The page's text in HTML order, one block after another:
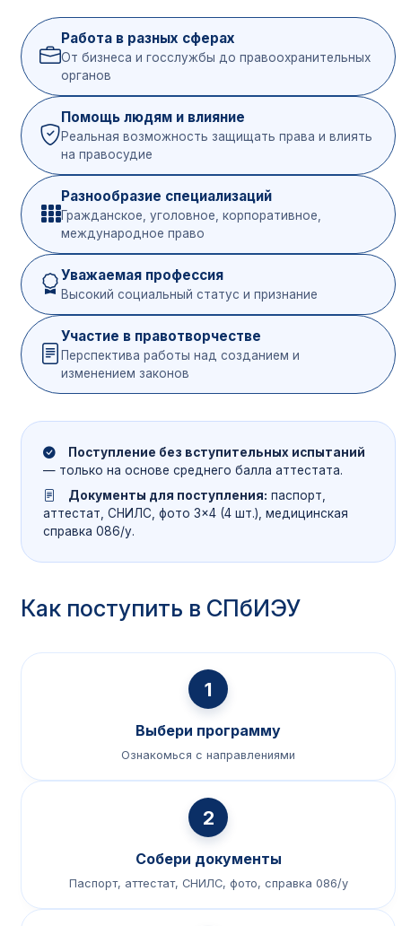
Работа в разных сферах
От бизнеса и госслужбы до правоохранительных
органов
Помощь людям и влияние
Реальная возможность защищать права и влиять
на правосудие
Разнообразие специализаций
Гражданское, уголовное, корпоративное,
международное право
Уважаемая профессия
Высокий социальный статус и признание
Участие в правотворчестве
Перспектива работы над созданием и
изменением законов
Поступление без вступительных испытаний
— только на основе среднего балла аттестата.
Документы для поступления: паспорт,
аттестат, СНИЛС, фото 3×4 (4 шт.), медицинская
справка 086/у.
Как поступить в СПбИЭУ
1
Выбери программу
Ознакомься с направлениями
2
Собери документы
Паспорт, аттестат, СНИЛС, фото, справка 086/у